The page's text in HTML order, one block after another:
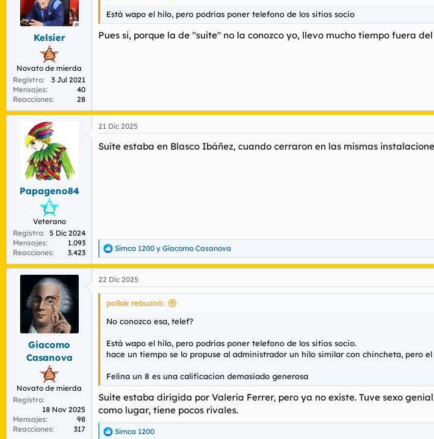
e
s
Kelsier
Novato de mierda
Registro
3 Jul 2021
Mensajes
40
Reacciones
28
Está wapo el hilo, pero podrias poner telefono de los sitios socio
Pues si, porque la de "suite" no la conozco yo, llevo mucho tiempo fuera
Papageno84
Veterano
Registro
5 Dic 2024
Mensajes
1.093
Reacciones
3.423
21 Dic 2025
Suite estaba en Blasco Ibáñez, cuando cerraron en las mismas
R
e
a
c
c
Simca 1200 y Giacomo Casanova
Giacomo
Casanova
Novato de mierda
Registro
18 Nov 2025
Mensajes
98
Reacciones
317
22 Dic 2025
pollak rebuznó:
No conozco esa, telef?
Está wapo el hilo, pero podrias poner telefono de los sitios socio.
hace un tiempo se lo propuse al administrador un hilo similar con chincheta, pero
Felina un 8 es una calificacion demasiado generosa
Suite estaba dirigida por Valeria Ferrer, pero ya no existe. Tuve sexo
como lugar, tiene pocos rivales.
R
Simca 1200